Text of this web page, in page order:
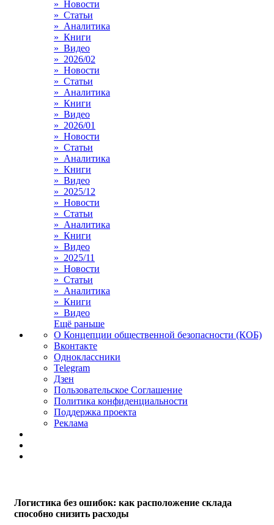
» Новости
» Статьи
» Аналитика
» Книги
» Видео
» 2026/02
» Новости
» Статьи
» Аналитика
» Книги
» Видео
» 2026/01
» Новости
» Статьи
» Аналитика
» Книги
» Видео
» 2025/12
» Новости
» Статьи
» Аналитика
» Книги
» Видео
» 2025/11
» Новости
» Статьи
» Аналитика
» Книги
» Видео
Ещё раньше
О Концепции общественной безопасности (КОБ)
Вконтакте
Одноклассники
Telegram
Дзен
Пользовательское Соглашение
Политика конфиденциальности
Поддержка проекта
Реклама
Логистика без ошибок: как расположение склада
способно снизить расходы